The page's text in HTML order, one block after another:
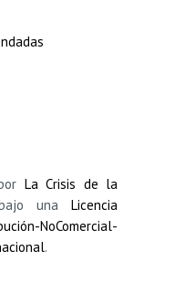
La Crisis de la
una Licencia
NoComercial-
.